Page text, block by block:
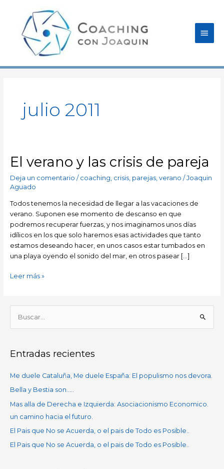
contenido
julio 2011
El verano y las crisis de pareja
Deja un comentario / coaching crisis, parejas, verano / Joaquin
Aguado
Todos tenemos la necesidad de llegar a las vacaciones de
verano. Suponen ese momento de descanso en que
podremos recuperar fuerzas, y nos imaginamos unos días
idílicos en los que solo haremos esas actividades que tanto
estamos deseando hacer, en unos casos estar tumbados en
una playa oyendo el sonido del mar, en otros pasear […]
El
verano
y
las
crisis
pareja
Leer más »
c
p
o
r
:
Entradas recientes
Me duele Cataluña, Me duele España: El populismo nos devora.
Bella y Bestia son…..
Mas alla de Derecha e Izquierda: Asociacionismo Economico.
un camino hacia el futuro.
El Pais que No se Acuerda, o el pais de Todo es Posible..
El Pais que No se Acuerda, o el pais de Todo es Posible..